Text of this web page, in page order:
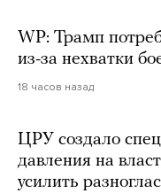
WP: Трамп
из-за нехватки
18 часов назад
ЦРУ создало
давления на
усилить